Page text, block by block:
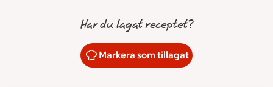
Har du lagat receptet?
Markera som tillagat